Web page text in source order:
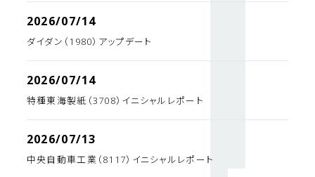
2026/07/14
ダイダン（1980）アップデート
2026/07/14
特種東海製紙（3708）イニシャルレポート
2026/07/13
中央自動車工業（8117）イニシャルレポート